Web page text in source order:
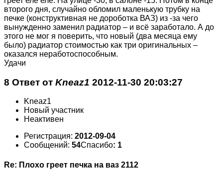
второго дня, случайно обломил маленькую трубку на
печке (конструктивная не дороботка ВАЗ) из -за чего
вынужденно заменил радиатор – и всё заработало. А до
этого не мог я поверить, что новый (два месяца ему
было) радиатор стоимостью как три оригинальных –
оказался неработоспособным.
Удачи
8 Ответ от Kneaz1 2012-11-30 20:03:27
Kneaz1
Новый участник
Неактивен
Регистрация: 2012-09-04
Сообщений: 54Спасибо: 1
Re: Плохо греет печка на ваз 2112